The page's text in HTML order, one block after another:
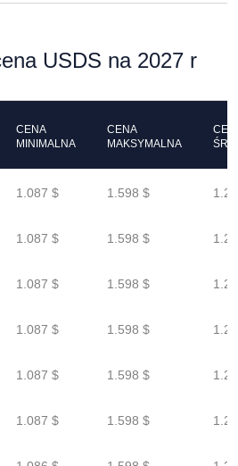
USDS na 2027 r
CENA
MINIMALNA
CENA
MAKSYMALNA
1.087 $ 1.598 $
1.087 $ 1.598 $
1.087 $ 1.598 $
1.087 $ 1.598 $
1.087 $ 1.598 $
1.087 $ 1.598 $